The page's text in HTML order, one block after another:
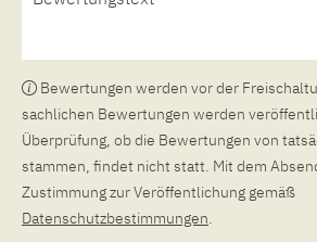
Bewertungen werden vor der
sachlichen Bewertungen werden
Überprüfung, ob die Bewertungen von
stammen, findet nicht statt. Mit dem
Zustimmung zur Veröffentlichung gemäß
Datenschutzbestimmungen.